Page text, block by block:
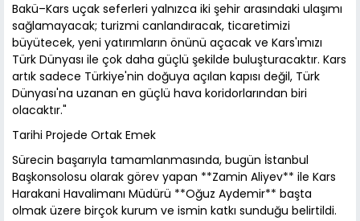
Bakü–Kars uçak seferleri yalnızca iki şehir arasındaki ulaşımı
sağlamayacak; turizmi canlandıracak, ticaretimizi
büyütecek, yeni yatırımların önünü açacak ve Kars'ımızı
Türk Dünyası ile çok daha güçlü şekilde buluşturacaktır. Kars
artık sadece Türkiye'nin doğuya açılan kapısı değil, Türk
Dünyası'na uzanan en güçlü hava koridorlarından biri
olacaktır."
Tarihi Projede Ortak Emek
Sürecin başarıyla tamamlanmasında, bugün İstanbul
Başkonsolosu olarak görev yapan **Zamin Aliyev** ile Kars
Harakani Havalimanı Müdürü **Oğuz Aydemir** başta
olmak üzere birçok kurum ve ismin katkı sunduğu belirtildi.